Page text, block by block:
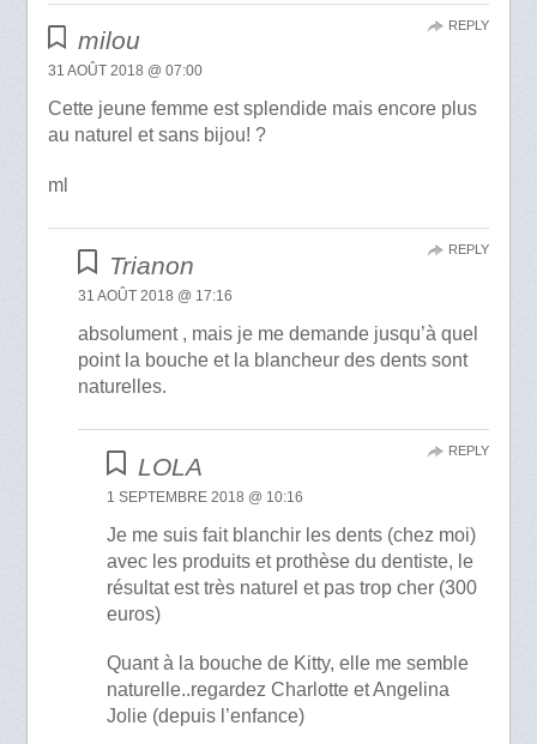
milou
31 AOÛT 2018 @ 07:00
Cette jeune femme est splendide mais encore plus
au naturel et sans bijou! ?
ml
REPLY
Trianon
31 AOÛT 2018 @ 17:16
absolument , mais je me demande jusqu’à quel
point la bouche et la blancheur des dents sont
naturelles.
REPLY
LOLA
1 SEPTEMBRE 2018 @ 10:16
Je me suis fait blanchir les dents (chez moi)
avec les produits et prothèse du dentiste, le
résultat est très naturel et pas trop cher (300
euros)
Quant à la bouche de Kitty, elle me semble
naturelle..regardez Charlotte et Angelina
Jolie (depuis l’enfance)
REPLY